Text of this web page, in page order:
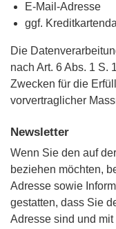
E-Mail-Adresse
ggf.
Die
nach Art. 6 Abs. 1 S.
Zwecken für die
vorvertraglicher
Newsletter
Wenn Sie den auf
beziehen möchten,
Adresse sowie
gestatten, dass Sie
Adresse sind und